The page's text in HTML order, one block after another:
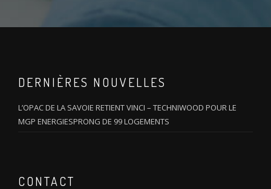
DERNIÈRES NOUVELLES
L’OPAC DE LA SAVOIE RETIENT VINCI – TECHNIWOOD POUR LE
MGP ENERGIESPRONG DE 99 LOGEMENTS
CONTACT